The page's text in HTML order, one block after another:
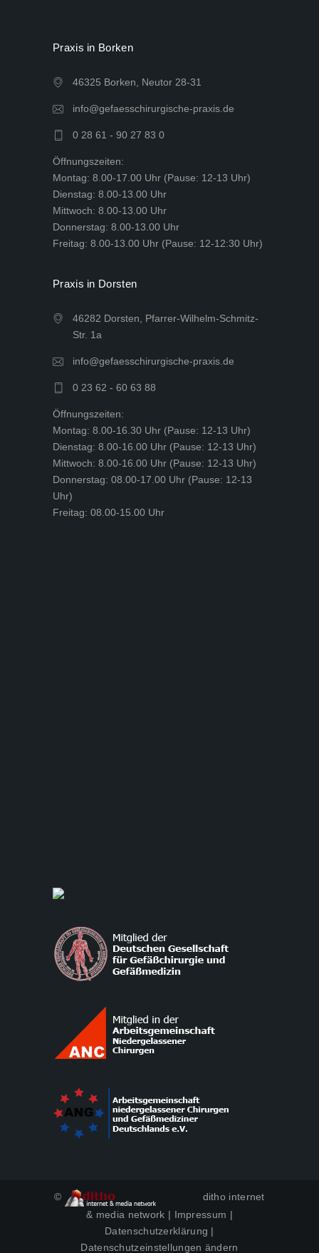
Praxis in Borken
46325 Borken, Neutor 28-31
info@gefaesschirurgische-praxis.de
0 28 61 - 90 27 83 0
Öffnungszeiten:
Montag: 8.00-17.00 Uhr (Pause: 12-13 Uhr)
Dienstag: 8.00-13.00 Uhr
Mittwoch: 8.00-13.00 Uhr
Donnerstag: 8.00-13.00 Uhr
Freitag: 8.00-13.00 Uhr (Pause: 12-12:30 Uhr)
Praxis in Dorsten
46282 Dorsten, Pfarrer-Wilhelm-Schmitz-
Str. 1a
info@gefaesschirurgische-praxis.de
0 23 62 - 60 63 88
Öffnungszeiten:
Montag: 8.00-16.30 Uhr (Pause: 12-13 Uhr)
Dienstag: 8.00-16.00 Uhr (Pause: 12-13 Uhr)
Mittwoch: 8.00-16.00 Uhr (Pause: 12-13 Uhr)
Donnerstag: 08.00-17.00 Uhr (Pause: 12-13
Uhr)
Freitag: 08.00-15.00 Uhr
©
ditho internet
& media network | Impressum |
Datenschutzerklärung |
Datenschutzeinstellungen ändern